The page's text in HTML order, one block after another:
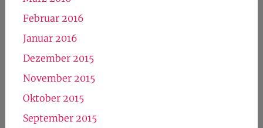
Februar 2016
Januar 2016
Dezember 2015
November 2015
Oktober 2015
September 2015